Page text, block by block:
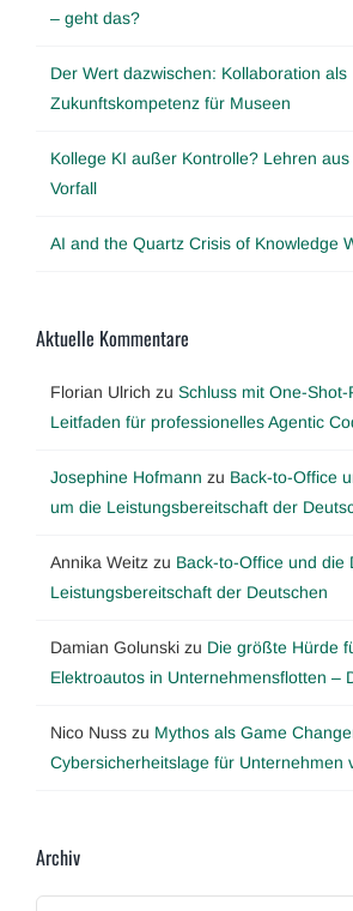
– geht das?
Der Wert dazwischen: Kollaboration als
Zukunftskompetenz für Museen
Kollege KI außer Kontrolle? Lehren
Vorfall
AI and the Quartz Crisis of Knowledge
Aktuelle Kommentare
Florian Ulrich zu Schluss mit One-Shot-
Leitfaden für professionelles Agentic
Josephine Hofmann zu Back-to-Office
um die Leistungsbereitschaft der
Annika Weitz zu Back-to-Office und die
Leistungsbereitschaft der Deutschen
Damian Golunski zu Die größte Hürde
Elektroautos in Unternehmensflotten –
Nico Nuss zu Mythos als Game
Cybersicherheitslage für Unternehmen
Archiv